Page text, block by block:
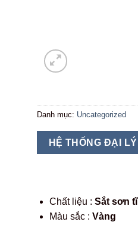
Danh mục: Uncategorized
HỆ THỐNG ĐẠI LÝ
Chất liệu : Sắt sơn
Màu sắc : Vàng